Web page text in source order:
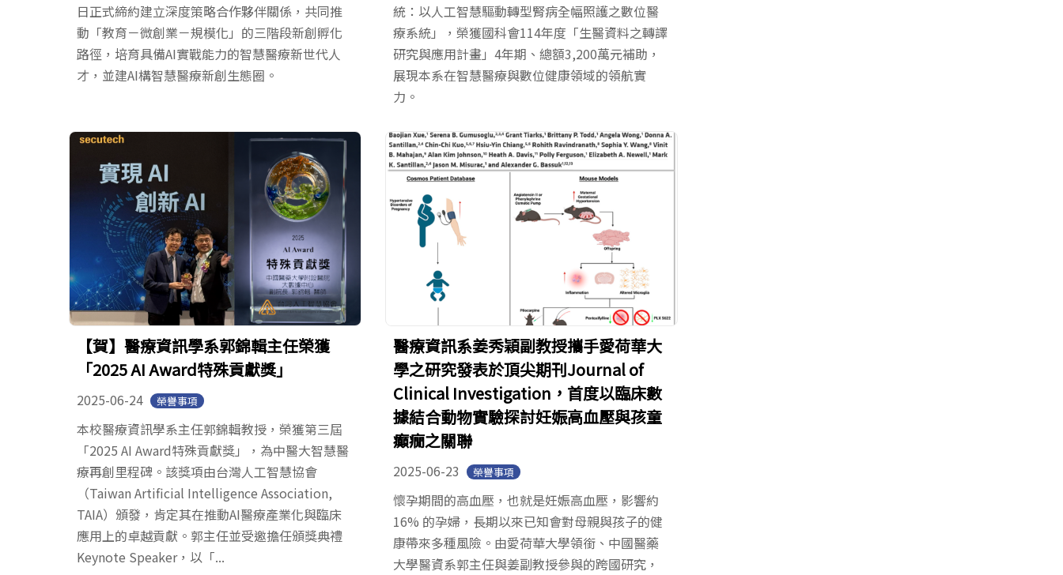
日正式締約建立深度策略合作夥伴關係，共同推
動「教育－微創業－規模化」的三階段新創孵化
路徑，培育具備AI實戰能力的智慧醫療新世代人
才，並建AI構智慧醫療新創生態圈。
統：以人工智慧驅動轉型腎病全幅照護之數位醫
療系統」，榮獲國科會114年度「生醫資料之轉譯
研究與應用計畫」4年期、總額3,200萬元補助，
展現本系在智慧醫療與數位健康領域的領航實
力。
【賀】醫療資訊學系郭錦輯主任榮獲
「2025 AI Award特殊貢獻獎」
2025-06-24 榮譽事項
本校醫療資訊學系主任郭錦輯教授，榮獲第三屆
「2025 AI Award特殊貢獻獎」，為中醫大智慧醫
療再創里程碑。該獎項由台灣人工智慧協會
（Taiwan Artificial Intelligence Association,
TAIA）頒發，肯定其在推動AI醫療產業化與臨床
應用上的卓越貢獻。郭主任並受邀擔任頒獎典禮
Keynote Speaker，以「...
醫療資訊系姜秀穎副教授攜手愛荷華大
學之研究發表於頂尖期刊Journal of
Clinical Investigation，首度以臨床數
據結合動物實驗探討妊娠高血壓與孩童
癲癇之關聯
2025-06-23 榮譽事項
懷孕期間的高血壓，也就是妊娠高血壓，影響約
16% 的孕婦，長期以來已知會對母親與孩子的健
康帶來多種風險。由愛荷華大學領銜、中國醫藥
大學醫資系郭主任與姜副教授參與的跨國研究，